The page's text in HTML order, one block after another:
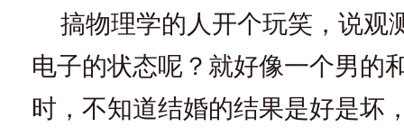
搞物理学的人开个玩笑，说观
电子的状态呢？就好像一个男的
时，不知道结婚的结果是好是坏